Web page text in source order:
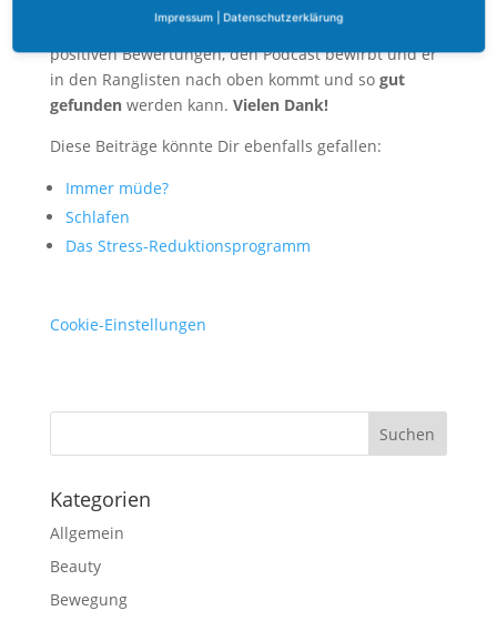
ein Stückchen näher, daiTunes
positiven Bewertungen, den Podcast bewirbt und er
in den Ranglisten nach oben kommt und so gut
gefundenwerden kann. Vielen Dank!
Diese Beiträge könnte Dir ebenfalls gefallen:
Immer müde?
Schlafen
Das Stress-Reduktionsprogramm
Cookie-Einstellungen
Kategorien
Allgemein
Beauty
Bewegung
Impressum Datenschutzerklärung